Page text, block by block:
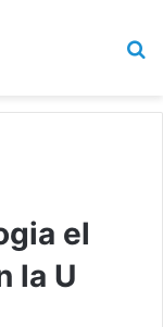
el
la U